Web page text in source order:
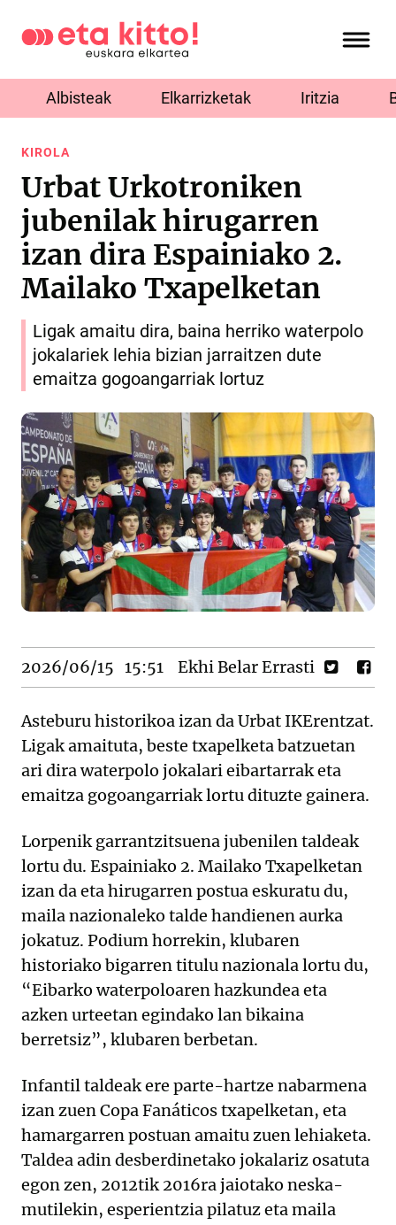
Albisteak Elkarrizketak Iritzia
KIROLA
Urbat Urkotroniken
jubenilak hirugarren
izan dira Espainiako 2.
Mailako Txapelketan
Ligak amaitu dira, baina herriko waterpolo
jokalariek lehia bizian jarraitzen dute
emaitza gogoangarriak lortuz
2026/06/15 15:51 Ekhi Belar Errasti
Asteburu historikoa izan da Urbat IKErentzat.
Ligak amaituta, beste txapelketa batzuetan
ari dira waterpolo jokalari eibartarrak eta
emaitza gogoangarriak lortu dituzte gainera.
Lorpenik garrantzitsuena jubenilen taldeak
lortu du. Espainiako 2. Mailako Txapelketan
izan da eta hirugarren postua eskuratu du,
maila nazionaleko talde handienen aurka
jokatuz. Podium horrekin, klubaren
historiako bigarren titulu nazionala lortu du,
“Eibarko waterpoloaren hazkundea eta
azken urteetan egindako lan bikaina
berretsiz”, klubaren berbetan.
Infantil taldeak ere parte-hartze nabarmena
izan zuen Copa Fanáticos txapelketan, eta
hamargarren postuan amaitu zuen lehiaketa.
Taldea adin desberdinetako jokalariz osatuta
egon zen, 2012tik 2016ra jaiotako neska-
mutilekin, esperientzia pilatuz eta maila